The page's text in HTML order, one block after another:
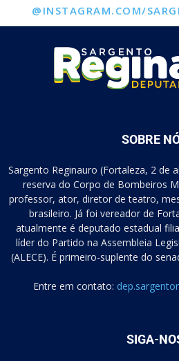
@INSTAGRAM.COM/
SOBRE
Sargento Reginauro (Fortaleza, 2 de
reserva do Corpo de Bombeiros
professor, ator, diretor de teatro,
brasileiro. Já foi vereador de
atualmente é deputado estadual
líder do Partido na Assembleia
(ALECE). É primeiro-suplente do
Entre em contato:
SIGA-